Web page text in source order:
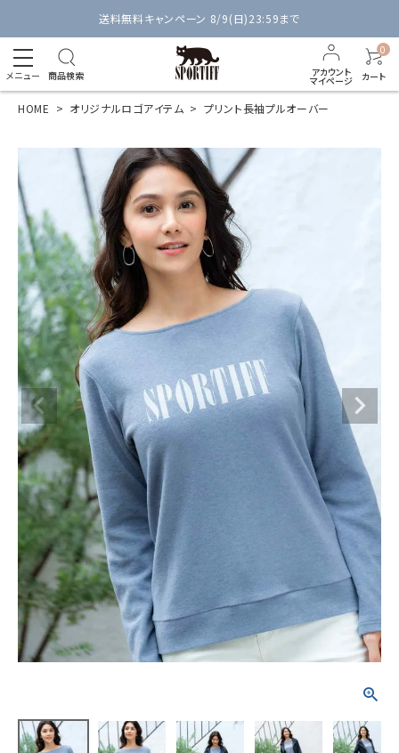
送料無料キャンペーン 8/9(日)23:59まで
メニュー 商品検索 アカウント
マイページ
0
カート
HOME オリジナルロゴアイテム プリント長袖プルオーバー